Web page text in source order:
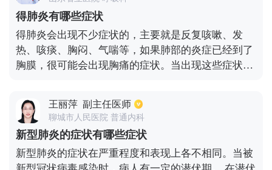
果出现发热、乏力、干咳表现，并不意味着已经被感
染了。
得肺炎有哪些症状
得肺炎会出现不少症状的，主要就是反复咳嗽、发
热、咳痰、胸闷、气喘等，如果肺部的炎症已经到了
胸膜，很可能会出现胸痛的症状。当出现这些症状
蛋白等检查项目来判断是否患有肺炎。治疗细菌性肺
炎需要选择敏感的抗生素来进行治疗，比如普通的细
菌感染，往往需要使用头孢类的抗生素或者青霉素来
进行抗感染治疗。如果是真菌感染引起的肺炎，就需
王丽萍 副主任医师
聊城市人民医院 普通内科
新型肺炎的症状有哪些症状
新型肺炎的症状在严重程度和表现上各不相同。当被